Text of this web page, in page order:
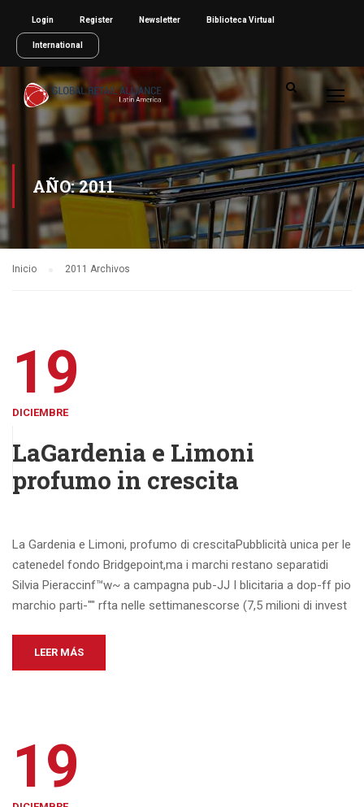
Login Register Newsletter Biblioteca Virtual
International
AÑO: 2011
Inicio 2011 Archivos
19
DICIEMBRE
LaGardenia e Limoni
profumo in crescita
La Gardenia e Limoni, profumo di crescitaPubblicità unica per le
catenedel fondo Bridgepoint,ma i marchi restano separatidi
Silvia Pieraccinf™w~ a campagna pub-JJ I blicitaria a dop-ff pio
marchio parti-"" rfta nelle settimanescorse (7,5 milioni di invest
LEER MÁS
19